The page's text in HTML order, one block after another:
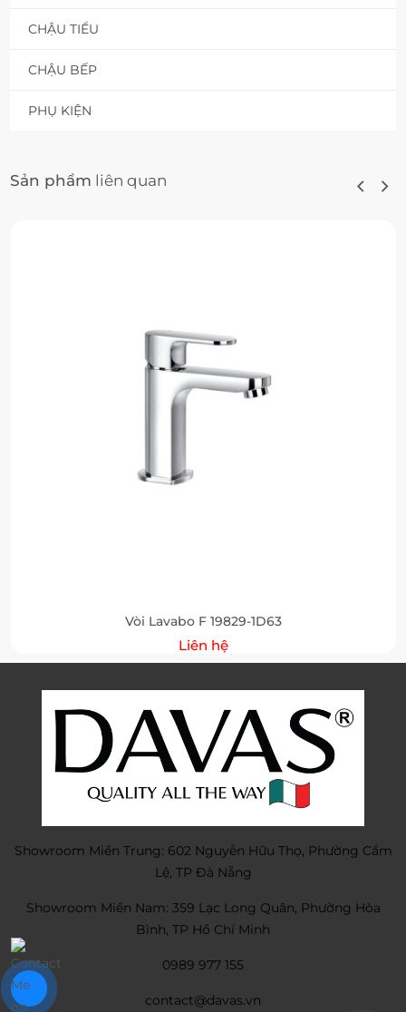
CHẬU TIỂU
CHẬU BẾP
PHỤ KIỆN
Sản phẩm liên quan
Vòi Lavabo F 19829-1D63
Liên hệ
Showroom Miền Trung: 602 Nguyễn Hữu Thọ, Phường Cẩm
Lệ, TP Đà Nẵng
Showroom Miền Nam: 359 Lạc Long Quân, Phường Hòa
Bình, TP Hồ Chí Minh
0989 977 155
contact@davas.vn